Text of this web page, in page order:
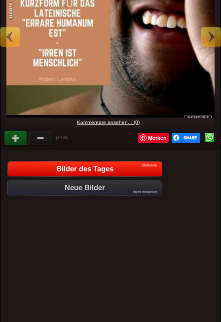
Kommentare ansehen... (0)
(+18) Merken
Bilder des Tages Startseite
Neue Bilder
nicht moderiert